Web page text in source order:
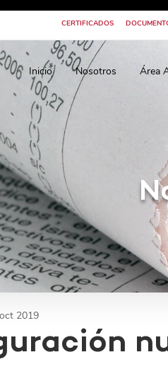
CERTIFICADOS
Inicio Nosotros Área
2019